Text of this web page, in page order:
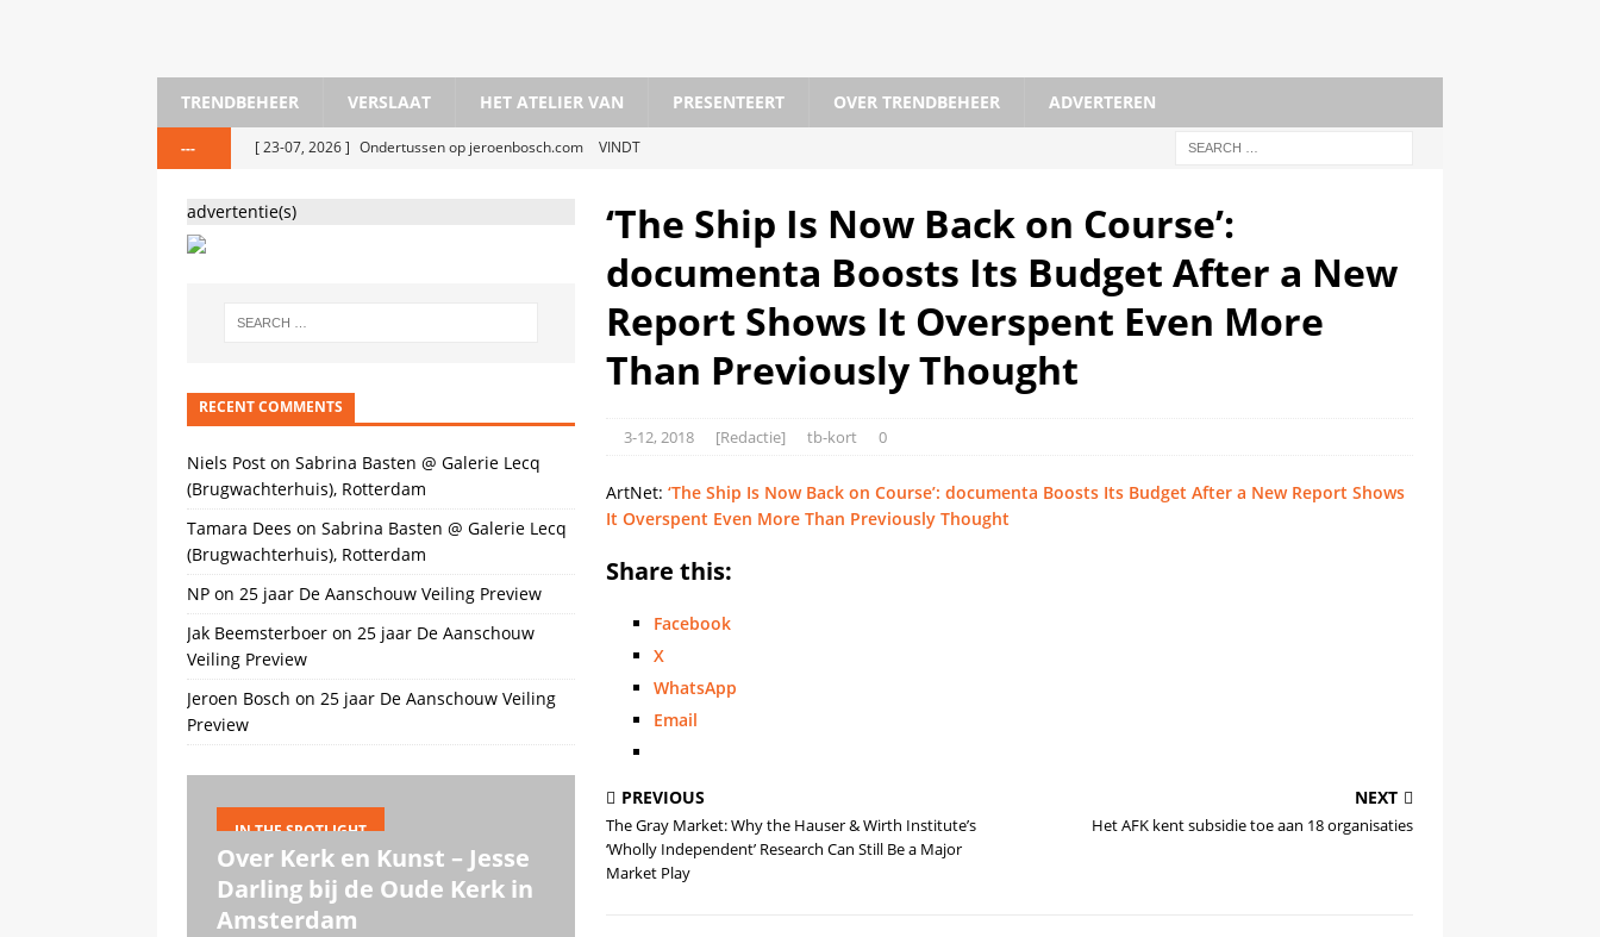
TRENDBEHEER VERSLAAT HET ATELIER VAN PRESENTEERT OVER TRENDBEHEER ADVERTEREN
--- [ 23-07, 2026 ] Ondertussen op jeroenbosch.com
VINDT
The Message As Medium @ Cacaofabriek Helmond VINDT
VINDT
Sleepy Eyes Film Festival @Westeinde, Den Haag
[ 2-12, 2025 ] Oscar Peters bij Horizonverticaal en met vrienden bij 37PK in Haarlem
VERSLAAT
[ 15-11, 2025 ] Iris van Herpen, Cute @ Kunsthal VERSLAAT
‘The Ship Is Now Back on Course’:
documenta Boosts Its Budget After a New
Report Shows It Overspent Even More
Than Previously Thought
3-12, 2018 [Redactie] tb-kort 0
ArtNet: ‘The Ship Is Now Back on Course’: documenta Boosts Its Budget After a New Report Shows
It Overspent Even More Than Previously Thought
Share this:
Facebook
X
WhatsApp
Email
PREVIOUS
The Gray Market: Why the Hauser & Wirth Institute’s
‘Wholly Independent’ Research Can Still Be a Major
Market Play
NEXT
Het AFK kent subsidie toe aan 18 organisaties
advertentie(s)
RECENT COMMENTS
Niels Post on Sabrina Basten @ Galerie Lecq
(Brugwachterhuis), Rotterdam
Tamara Dees on Sabrina Basten @ Galerie Lecq
(Brugwachterhuis), Rotterdam
NP on 25 jaar De Aanschouw Veiling Preview
Jak Beemsterboer on 25 jaar De Aanschouw
Veiling Preview
Jeroen Bosch on 25 jaar De Aanschouw Veiling
Preview
IN THE SPOTLIGHT
Over Kerk en Kunst – Jesse
Darling bij de Oude Kerk in
Amsterdam